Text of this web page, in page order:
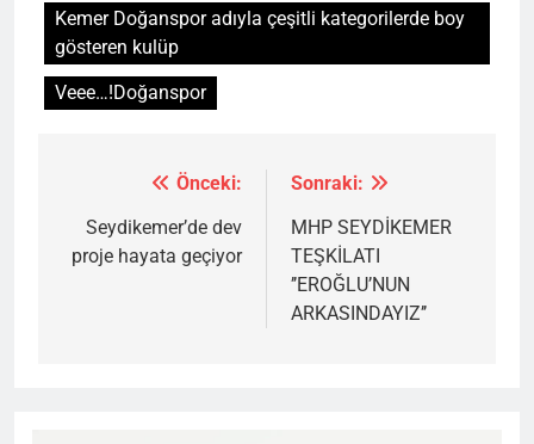
Kemer Doğanspor adıyla çeşitli kategorilerde boy
gösteren kulüp
Veee…!Doğanspor
gezinmesi
Önceki:
Seydikemer’de dev
proje hayata geçiyor
Sonraki:
MHP SEYDİKEMER
TEŞKİLATI
’’EROĞLU’NUN
ARKASINDAYIZ’’